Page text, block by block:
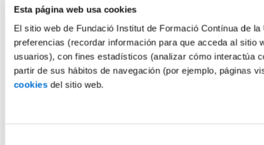
Esta página web usa cookies
El sitio web de Fundació Institut de Formació Contínua de
preferencias (recordar información para que acceda al
usuarios), con fines estadísticos (analizar cómo interactúa
partir de sus hábitos de navegación (por ejemplo, páginas
cookiesdel sitio web.